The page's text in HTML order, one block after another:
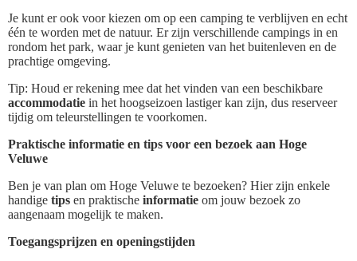
Je kunt er ook voor kiezen om op een camping te verblijven en echt
één te worden met de natuur. Er zijn verschillende campings in en
rondom het park, waar je kunt genieten van het buitenleven en de
prachtige omgeving.
Tip: Houd er rekening mee dat het vinden van een beschikbare
accommodatie in het hoogseizoen lastiger kan zijn, dus reserveer
tijdig om teleurstellingen te voorkomen.
Praktische informatie en tips voor een bezoek aan Hoge
Veluwe
Ben je van plan om Hoge Veluwe te bezoeken? Hier zijn enkele
handige tips en praktische informatie om jouw bezoek zo
aangenaam mogelijk te maken.
Toegangsprijzen en openingstijden